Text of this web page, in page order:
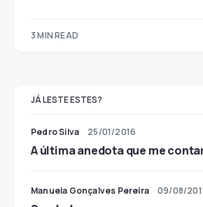
3 MIN READ
JÁ LESTE ESTES?
Pedro Silva 25/01/2016
A última anedota que me
Manuela Gonçalves Pereira 09/08/